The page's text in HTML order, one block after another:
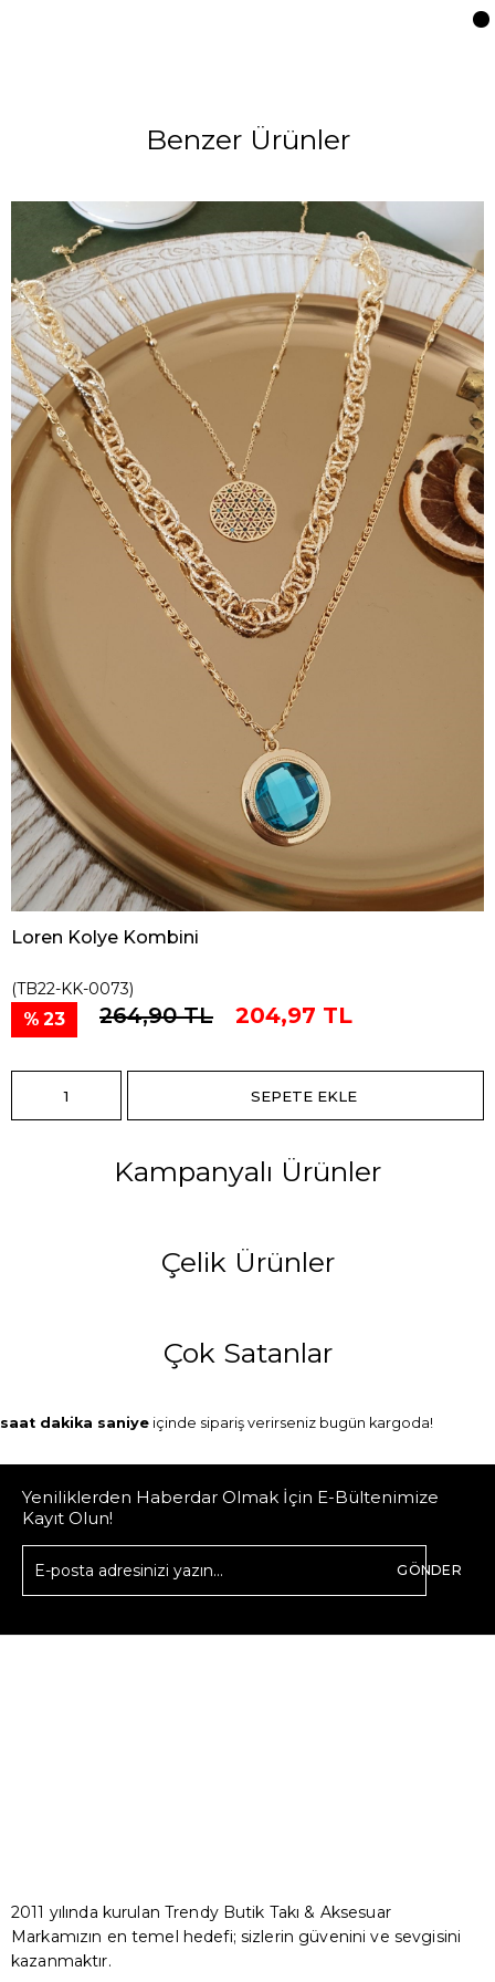
Benzer Ürünler
Loren Kolye Kombini
(TB22-KK-0073)
23 264,90 TL 204,97 TL
Kampanyalı Ürünler
Çelik Ürünler
Çok Satanlar
saat dakika saniye içinde sipariş verirseniz bugün kargoda!
Yeniliklerden Haberdar Olmak İçin E-Bültenimize
Kayıt Olun!
GÖNDER
2011 yılında kurulan Trendy Butik Takı & Aksesuar
Markamızın en temel hedefi; sizlerin güvenini ve sevgisini
kazanmaktır.